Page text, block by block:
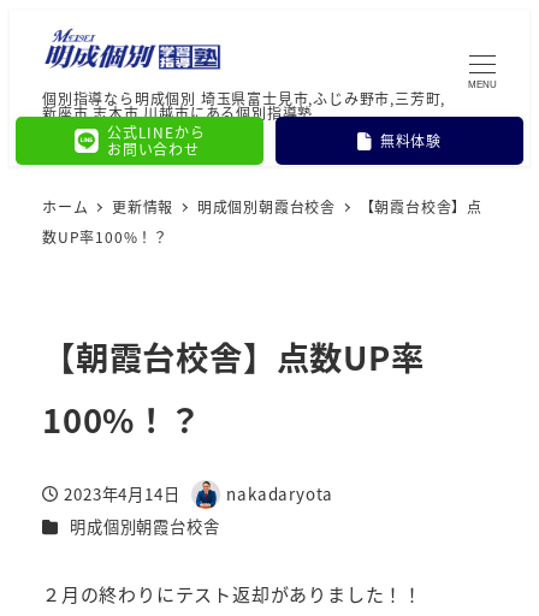
個別指導なら明成個別 埼玉県富士見市,ふじみ野市,三芳町,
新座市,志木市,川越市にある個別指導塾
公式LINEから
お問い合わせ
無料体験
MENU
ホーム 更新情報 明成個別朝霞台校舎
【朝霞台校舎】点
数UP率100%！？
【朝霞台校舎】点数UP率
100%！？
投稿日
2023年4月14日
著
者
nakadaryota
カテゴリー
明成個別朝霞台校舎
２月の終わりにテスト返却がありました！！